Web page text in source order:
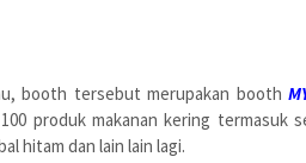
booth tersebut merupakan booth
produk makanan kering termasuk
hitam dan lain lain lagi.